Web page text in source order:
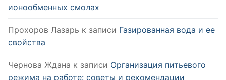
ионообменных смолах
Прохоров Лазарь к записи Газированная вода и ее
свойства
Чернова Ждана к записи Организация питьевого
режима на работе: советы и рекомендации